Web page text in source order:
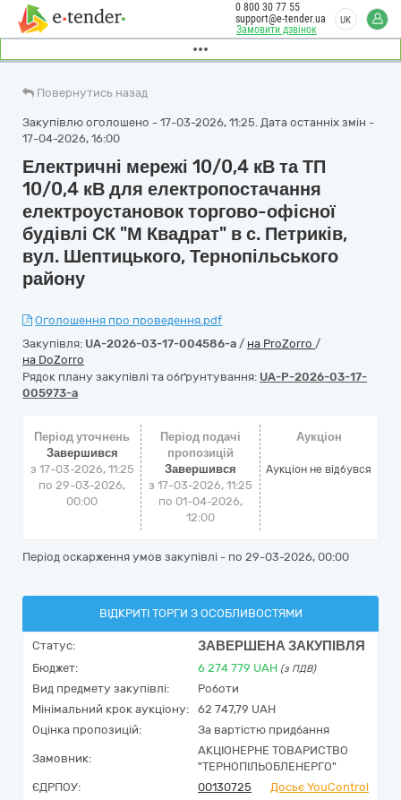
Замовити дзвінок
0 800 30 77 55
support@e-tender.ua
UK
Повернутись назад
Закупівлю оголошено - 17-03-2026, 11:25. Дата останніх змін -
17-04-2026, 16:00
Електричні мережі 10/0,4 кВ та ТП
10/0,4 кВ для електропостачання
електроустановок торгово-офісної
будівлі СК "М Квадрат" в с. Петриків,
вул. Шептицького, Тернопільського
району
Оголошення про проведення.pdf
Закупівля: UA-2026-03-17-004586-a / на ProZorro /
на DoZorro
Рядок плану закупівлі та обґрунтування: UA-P-2026-03-17-
005973-a
Період уточнень
Завершився
з 17-03-2026, 11:25
по 29-03-2026,
00:00
Період подачі
пропозицій
Завершився
з 17-03-2026, 11:25
по 01-04-2026,
12:00
Аукціон
Аукціон не відбувся
Період оскарження умов закупівлі - по 29-03-2026, 00:00
ВІДКРИТІ ТОРГИ З ОСОБЛИВОСТЯМИ
Статус: ЗАВЕРШЕНА ЗАКУПІВЛЯ
Бюджет: 6 274 779 UAH (з ПДВ)
Вид предмету закупівлі:
Роботи
Мінімальний крок аукціону:
62 747,79 UAH
Оцінка пропозицій:
За вартістю придбання
Замовник:
АКЦІОНЕРНЕ ТОВАРИСТВО
"ТЕРНОПІЛЬОБЛЕНЕРГО"
ЄДРПОУ:
00130725
Досьє YouControl